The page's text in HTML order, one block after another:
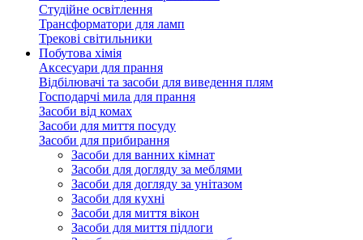
Студійне освітлення
Трансформатори для ламп
Трекові світильники
Побутова хімія
Аксесуари для прання
Відбілювачі та засоби для виведення плям
Господарчі мила для прання
Засоби від комах
Засоби для миття посуду
Засоби для прибирання
Засоби для ванних кімнат
Засоби для догляду за меблями
Засоби для догляду за унітазом
Засоби для кухні
Засоби для миття вікон
Засоби для миття підлоги